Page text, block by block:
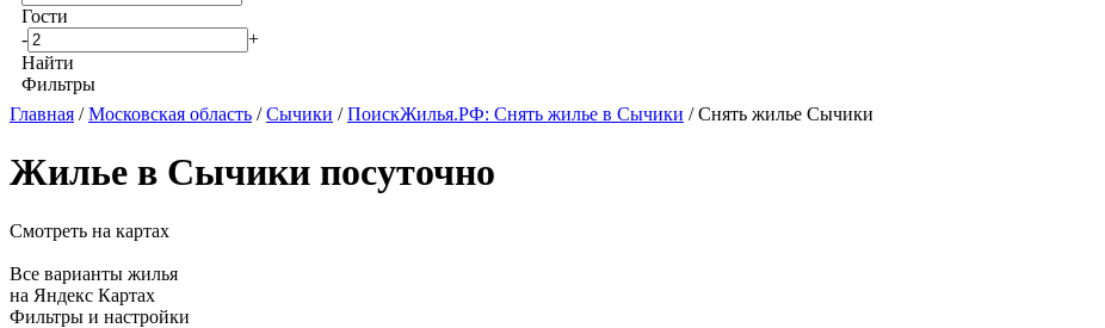
Гости
-
+
Найти
Фильтры
Главная /Московская область /Сычики /ПоискЖилья.РФ: Снять жилье в Сычики / Снять жилье Сычики
Жилье в Сычики посуточно
Смотреть на картах
Все варианты жилья
на Яндекс Картах
Фильтры и настройки